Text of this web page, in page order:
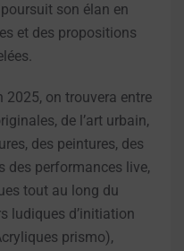
son élan en
et des propositions
2025, on trouvera entre
de l’art urbain,
des peintures, des
des performances live,
tout au long du
ludiques d’initiation
prismo),